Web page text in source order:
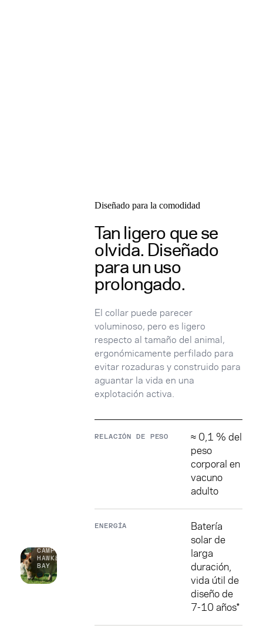
CAMPO,
HAWKE’S
BAY
Diseñado para la comodidad
Tan ligero que se
olvida. Diseñado
para un uso
prolongado.
El collar puede parecer
voluminoso, pero es ligero
respecto al tamaño del animal,
ergonómicamente perfilado para
evitar rozaduras y construido para
aguantar la vida en una
explotación activa.
RELACIÓN DE PESO
≈ 0,1 % del
peso
corporal en
vacuno
adulto
ENERGÍA
Batería
solar de
larga
duración,
vida útil de
diseño de
7-10 años*